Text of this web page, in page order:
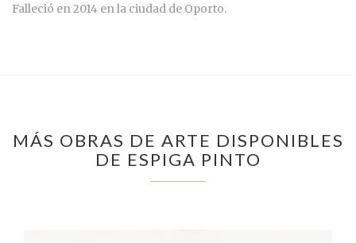
Falleció en 2014 en la ciudad de Oporto.
MÁS OBRAS DE ARTE DISPONIBLES
DE ESPIGA PINTO